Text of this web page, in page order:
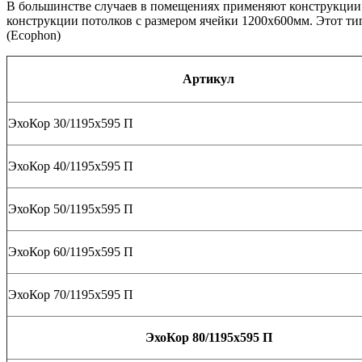
В большинстве случаев в помещениях применяют
конструкции потолков с размером ячейки 1200х600мм. Этот
(Ecophon)
Артикул
ЭхоКор 30/1195х595 П
ЭхоКор 40/1195х595 П
ЭхоКор 50/1195х595 П
ЭхоКор 60/1195х595 П
ЭхоКор 70/1195х595 П
ЭхоКор 80/1195х595 П